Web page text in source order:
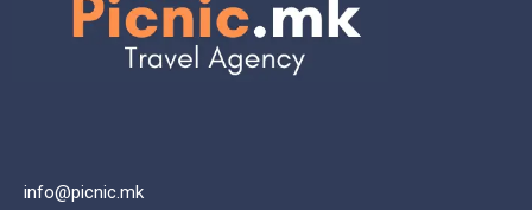
info@picnic.mk